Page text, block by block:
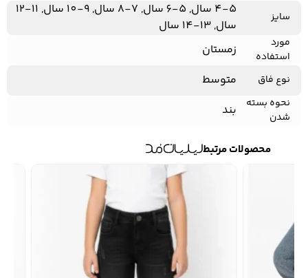
سایز
4-5 سال, 5-6 سال, 7-8 سال, 9-10 سال, 11-12
سال, 13-14 سال
مورد
استفاده
زمستان
نوع فاق متوسط
نحوه بسته
شدن
بند
محصولات مرتبط